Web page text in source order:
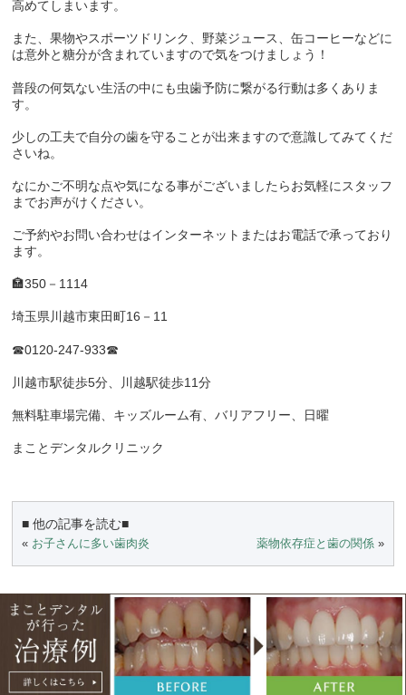
高めてしまいます。
また、果物やスポーツドリンク、野菜ジュース、缶コーヒーなどに
は意外と糖分が含まれていますので気をつけましょう！
普段の何気ない生活の中にも虫歯予防に繋がる行動は多くありま
す。
少しの工夫で自分の歯を守ることが出来ますので意識してみてくだ
さいね。
なにかご不明な点や気になる事がございましたらお気軽にスタッフ
までお声がけください。
ご予約やお問い合わせはインターネットまたはお電話で承っており
ます。
🏣350 － 1114
埼玉県川越市東田町16 － 11
☎0120-247-933☎
川越市駅徒歩5分、川越駅徒歩11分
無料駐車場完備、キッズルーム有、バリアフリー、日曜
まことデンタルクリニック
■ 他の記事を読む■
« お子さんに多い歯肉炎 薬物依存症と歯の関係»